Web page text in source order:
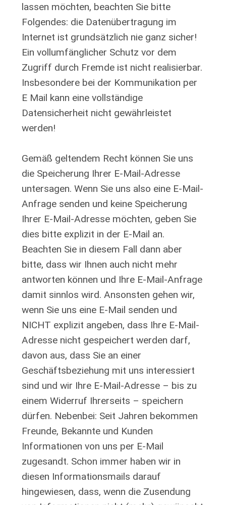
lassen möchten, beachten Sie bitte
Folgendes: die Datenübertragung im
Internet ist grundsätzlich nie ganz sicher!
Ein vollumfänglicher Schutz vor dem
Zugriff durch Fremde ist nicht realisierbar.
Insbesondere bei der Kommunikation per
E Mail kann eine vollständige
Datensicherheit nicht gewährleistet
werden!
Gemäß geltendem Recht können Sie uns
die Speicherung Ihrer E-Mail-Adresse
untersagen. Wenn Sie uns also eine E-Mail-
Anfrage senden und keine Speicherung
Ihrer E-Mail-Adresse möchten, geben Sie
dies bitte explizit in der E-Mail an.
Beachten Sie in diesem Fall dann aber
bitte, dass wir Ihnen auch nicht mehr
antworten können und Ihre E-Mail-Anfrage
damit sinnlos wird. Ansonsten gehen wir,
wenn Sie uns eine E-Mail senden und
NICHT explizit angeben, dass Ihre E-Mail-
Adresse nicht gespeichert werden darf,
davon aus, dass Sie an einer
Geschäftsbeziehung mit uns interessiert
sind und wir Ihre E-Mail-Adresse – bis zu
einem Widerruf Ihrerseits – speichern
dürfen. Nebenbei: Seit Jahren bekommen
Freunde, Bekannte und Kunden
Informationen von uns per E-Mail
zugesandt. Schon immer haben wir in
diesen Informationsmails darauf
hingewiesen, dass, wenn die Zusendung